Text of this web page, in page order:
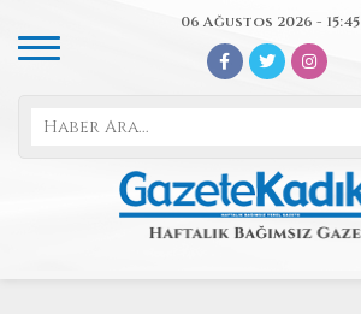
06 Ağustos 2026 - 15:45